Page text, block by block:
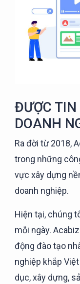
ĐƯỢC TIN
DOANH
Ra đời từ 2018,
trong những
vực xây dựng
doanh nghiệp.
Hiện tại, chúng
mỗi ngày.
động đào tạo
nghiệp khắp
dục, xây dựng,